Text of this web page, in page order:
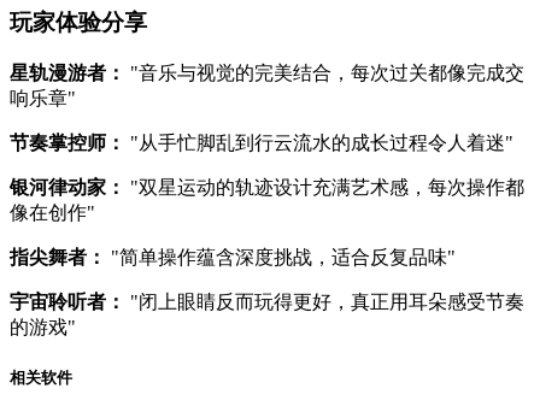
玩家体验分享
星轨漫游者：
"音乐与视觉的完美结合，每次过关都像完成交
响乐章"
节奏掌控师： "从手忙脚乱到行云流水的成长过程令人着迷"
银河律动家：
"双星运动的轨迹设计充满艺术感，每次操作都
像在创作"
指尖舞者： "简单操作蕴含深度挑战，适合反复品味"
宇宙聆听者：
"闭上眼睛反而玩得更好，真正用耳朵感受节奏
的游戏"
相关软件